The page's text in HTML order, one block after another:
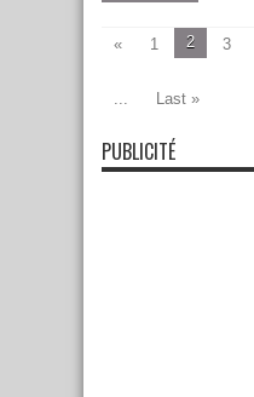
« 1 2 3
...
Last »
PUBLICITÉ